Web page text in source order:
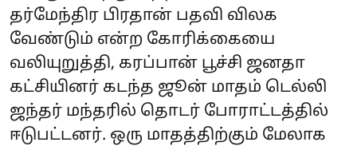
தர்மேந்திர பிரதான் பதவி விலக
வேண்டும் என்ற கோரிக்கையை
வலியுறுத்தி, கரப்பான் பூச்சி ஜனதா
கட்சியினர் கடந்த ஜூன் மாதம் டெல்லி
ஜந்தர் மந்தரில் தொடர் போராட்டத்தில்
ஈடுபட்டனர். ஒரு மாதத்திற்கும் மேலாக